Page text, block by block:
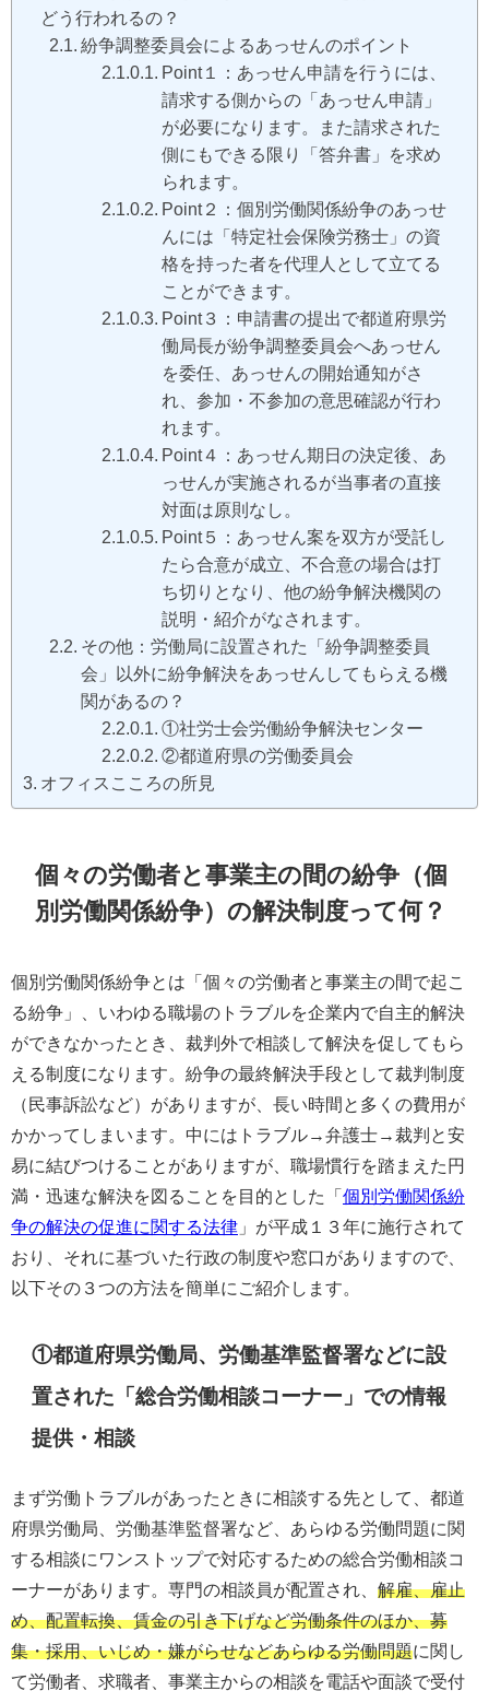
どう行われるの？
紛争調整委員会によるあっせんのポイント
Point１：あっせん申請を行うには、
請求する側からの「あっせん申請」
が必要になります。また請求された
側にもできる限り「答弁書」を求め
られます。
Point２：個別労働関係紛争のあっせ
んには「特定社会保険労務士」の資
格を持った者を代理人として立てる
ことができます。
Point３：申請書の提出で都道府県労
働局長が紛争調整委員会へあっせん
を委任、あっせんの開始通知がさ
れ、参加・不参加の意思確認が行わ
れます。
Point４：あっせん期日の決定後、あ
っせんが実施されるが当事者の直接
対面は原則なし。
Point５：あっせん案を双方が受託し
たら合意が成立、不合意の場合は打
ち切りとなり、他の紛争解決機関の
説明・紹介がなされます。
その他：労働局に設置された「紛争調整委員
会」以外に紛争解決をあっせんしてもらえる機
関があるの？
①社労士会労働紛争解決センター
②都道府県の労働委員会
オフィスこころの所見
個々の労働者と事業主の間の紛争（個
別労働関係紛争）の解決制度って何？
個別労働関係紛争とは「個々の労働者と事業主の間で起こ
る紛争」、いわゆる職場のトラブルを企業内で自主的解決
ができなかったとき、裁判外で相談して解決を促してもら
える制度になります。紛争の最終解決手段として裁判制度
（民事訴訟など）がありますが、長い時間と多くの費用が
かかってしまいます。中にはトラブル→弁護士→裁判と安
易に結びつけることがありますが、職場慣行を踏まえた円
満・迅速な解決を図ることを目的とした「 個別労働関係紛
争の解決の促進に関する法律 」が平成１３年に施行されて
おり、それに基づいた行政の制度や窓口がありますので、
以下その３つの方法を簡単にご紹介します。
①都道府県労働局、労働基準監督署などに設
置された「総合労働相談コーナー」での情報
提供・相談
まず労働トラブルがあったときに相談する先として、都道
府県労働局、労働基準監督署など、あらゆる労働問題に関
する相談にワンストップで対応するための総合労働相談コ
ーナーがあります。専門の相談員が配置され、 解雇、雇止
め、配置転換、賃金の引き下げなど労働条件のほか、募
集・採用、いじめ・嫌がらせなどあらゆる労働問題に関し
て労働者、求職者、事業主からの相談を電話や面談で受付